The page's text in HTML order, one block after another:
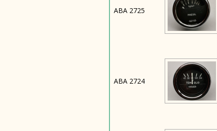
ABA 2725
ABA 2724